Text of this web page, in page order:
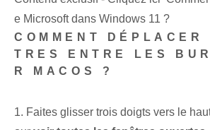
e Microsoft dans Windows 11 ?
COMMENT DÉPLACER
TRES ENTRE LES
R MACOS ?
1.‌ Faites glisser trois doigts vers le